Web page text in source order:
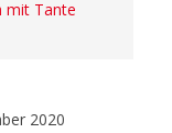
mit Tante
2020